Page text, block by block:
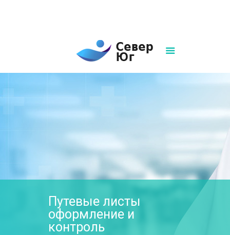
Путевые листы
оформление и
контроль